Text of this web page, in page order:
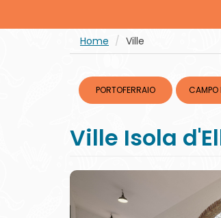
Home Ville
PORTOFERRAIO CAMPO
Ville Isola